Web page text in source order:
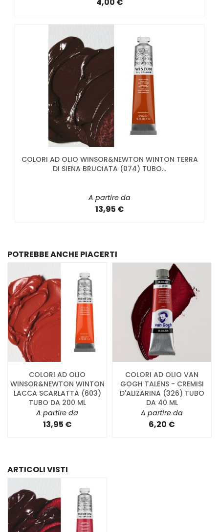
4,00 €
COLORI AD OLIO WINSOR&NEWTON WINTON TERRA
DI SIENA BRUCIATA (074) TUBO...
A partire da
13,95 €
POTREBBE ANCHE PIACERTI
COLORI AD OLIO
WINSOR&NEWTON WINTON
LACCA SCARLATTA (603)
TUBO DA 200 ML
A partire da
13,95 €
COLORI AD OLIO VAN
GOGH TALENS - CREMISI
D'ALIZARINA (326) TUBO
DA 40 ML
A partire da
6,20 €
ARTICOLI VISTI